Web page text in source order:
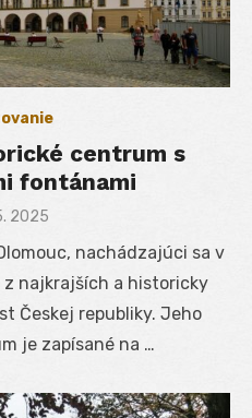
centrum s
fontánami
2025
nachádzajúci sa v
z najkrajších a historicky
Českej republiky. Jeho
je zapísané na …